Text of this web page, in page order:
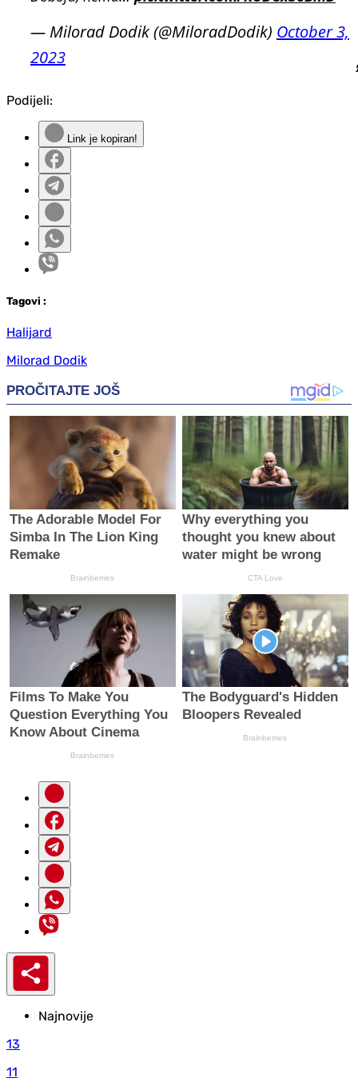
— Milorad Dodik (@MiloradDodik) October 3,
2023
Podijeli:
Link je kopiran!
Tagovi :
Halijard
Milorad Dodik
Najnovije
13
11